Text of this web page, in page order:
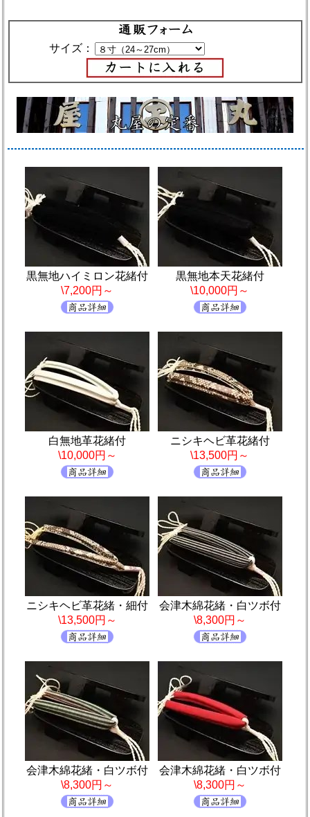
サイズ：
黒無地ハイミロン花緒付
\7,200円～
黒無地本天花緒付
\10,000円～
白無地革花緒付
\10,000円～
ニシキヘビ革花緒付
\13,500円～
ニシキヘビ革花緒・細付
\13,500円～
会津木綿花緒・白ツボ付
\8,300円～
会津木綿花緒・白ツボ付
\8,300円～
会津木綿花緒・白ツボ付
\8,300円～